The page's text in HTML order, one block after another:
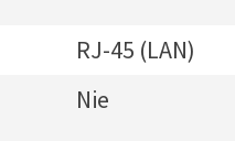
RJ-45 (LAN)
Nie